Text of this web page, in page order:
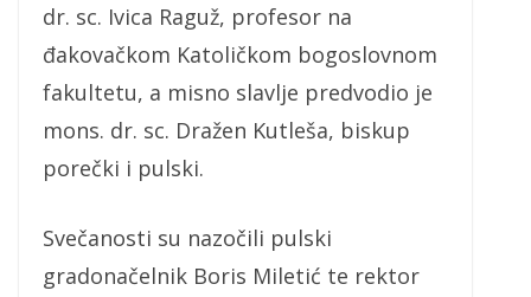
dr. sc. Ivica Raguž, profesor na
đakovačkom Katoličkom bogoslovnom
fakultetu, a misno slavlje predvodio je
mons. dr. sc. Dražen Kutleša, biskup
porečki i pulski.
Svečanosti su nazočili pulski
gradonačelnik Boris Miletić te rektor